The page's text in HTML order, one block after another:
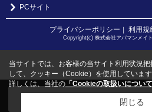
PCサイト
プライバシーポリシー 利用規
Copyright(c) 株式会社アパマンメイ
こちらの物件をご覧の方にお
当サイトでは、お客様の当サイト利用状況
して、クッキー（Cookie）を使用しています
詳しくは、当社の 「Cookieの取扱いについて
閉じる